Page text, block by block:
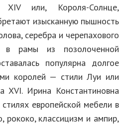
XIV или, Короля-Солнце,
изысканную пышность
серебра и черепахового
в рамы из позолоченной
популярна долгое
королей — стили Луи или
XVI. Ирина Константиновна
европейской мебели в
рококо, классицизм и ампир,